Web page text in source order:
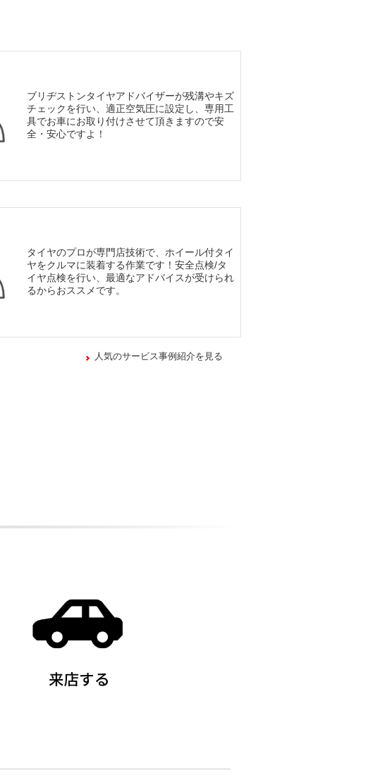
ブリヂストンタイヤアドバイザーが残溝やキズ
チェックを行い、適正空気圧に設定し、専用工
具でお車にお取り付けさせて頂きますので安
全・安心ですよ！
タイヤのプロが専門店技術で、ホイール付タイ
ヤをクルマに装着する作業です！安全点検/タ
イヤ点検を行い、最適なアドバイスが受けられ
るからおススメです。
人気のサービス事例紹介を見る